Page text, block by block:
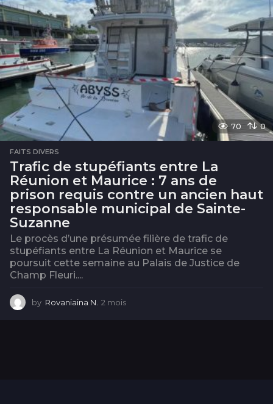
70 0
FAITS DIVERS
Trafic de stupéfiants entre La
Réunion et Maurice : 7 ans de
prison requis contre un ancien haut
responsable municipal de Sainte-
Suzanne
Le procès d’une présumée filière de trafic de
stupéfiants entre La Réunion et Maurice se
poursuit cette semaine au Palais de Justice de
Champ Fleuri....
by Rovaniaina N. 2 mois